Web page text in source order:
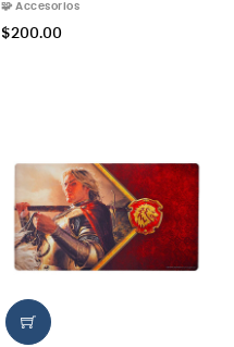
🧩 Accesorios
$200.00